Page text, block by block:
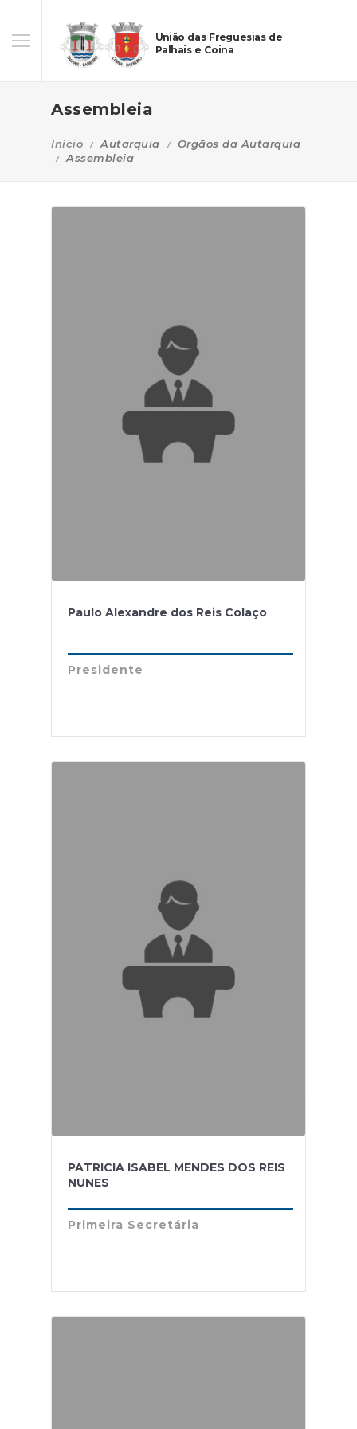
União das Freguesias de
Palhais e Coina
Assembleia
Início Autarquia
Orgãos da Autarquia
Assembleia
Paulo Alexandre dos Reis Colaço
Presidente
PATRICIA ISABEL MENDES DOS REIS
NUNES
Primeira Secretária